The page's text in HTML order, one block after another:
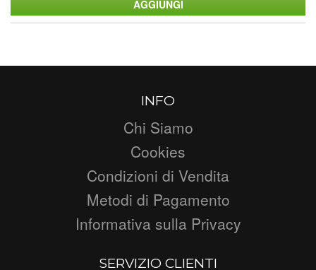
INFO
Chi Siamo
Cookies
Condizioni di Vendita
Metodi di Pagamento
Informativa sulla Privacy
SERVIZIO CLIENTI